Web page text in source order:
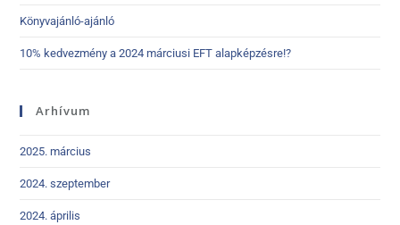
Könyvajánló-ajánló
10% kedvezmény a 2024 márciusi EFT alapképzésre!?
Arhívum
2025. március
2024. szeptember
2024. április